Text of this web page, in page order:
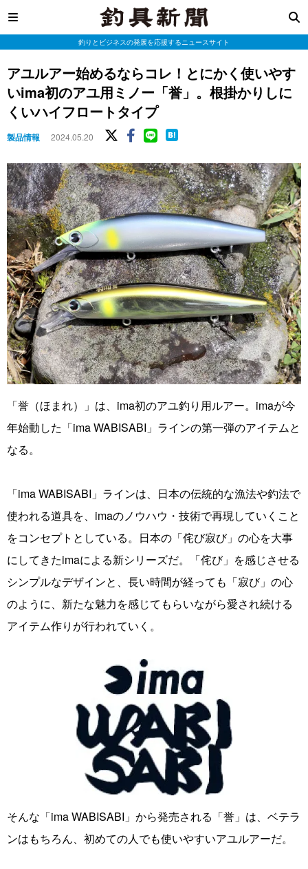
釣りとビジネスの発展を応援するニュースサイト
アユルアー始めるならコレ！とにかく使いやす
いima初のアユ用ミノー「誉」。根掛かりしに
くいハイフロートタイプ
製品情報 2024.05.20
「誉（ほまれ）」は、ima初のアユ釣り用ルアー。imaが今
年始動した「ima WABISABI」ラインの第一弾のアイテムと
なる。
「ima WABISABI」ラインは、日本の伝統的な漁法や釣法で
使われる道具を、imaのノウハウ・技術で再現していくこと
をコンセプトとしている。日本の「侘び寂び」の心を大事
にしてきたimaによる新シリーズだ。「侘び」を感じさせる
シンプルなデザインと、長い時間が経っても「寂び」の心
のように、新たな魅力を感じてもらいながら愛され続ける
アイテム作りが行われていく。
そんな「ima WABISABI」から発売される「誉」は、ベテラ
ンはもちろん、初めての人でも使いやすいアユルアーだ。